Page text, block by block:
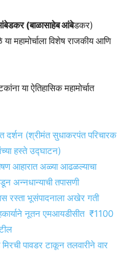
(बाळासाहेब आंबेडकर)
महामोर्चाला विशेष राजकीय आणि
या ऐतिहासिक महामोर्चात
दर्शन (श्रीमंत सुधाकरपंत परिचारक
हस्ते उद्घाटन)
आहारात अळ्या आढळल्याचा
अन्नधान्याची तपासणी
रस्ता भूसंपादनाला अखेर गती
नूतन एमआयडीसीत ₹1100
पावडर टाकून तलवारीने वार